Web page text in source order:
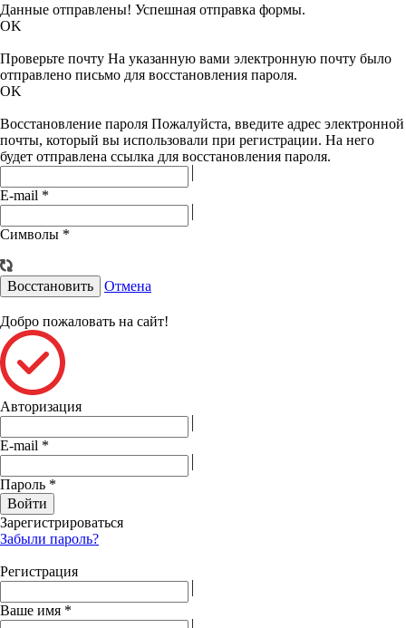
Данные отправлены! Успешная отправка формы.
OK
Проверьте почту На указанную вами электронную почту было
отправлено письмо для восстановления пароля.
OK
Восстановление пароля Пожалуйста, введите адрес электронной
почты, который вы использовали при регистрации. На него
будет отправлена ссылка для восстановления пароля.
E-mail *
Символы *
Восстановить Отмена
Добро пожаловать на сайт!
Авторизация
E-mail *
Пароль *
Войти
Зарегистрироваться
Забыли пароль?
Регистрация
Ваше имя *